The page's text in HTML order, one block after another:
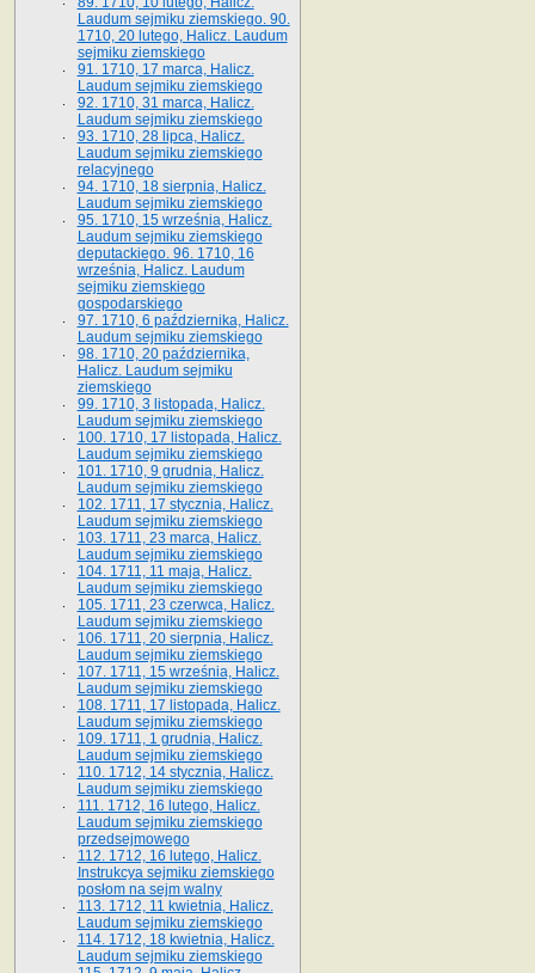
Laudum sejmiku ziemskiego. 90.
1710, 20 lutego, Halicz. Laudum
sejmiku ziemskiego
91. 1710, 17 marca, Halicz.
Laudum sejmiku ziemskiego
92. 1710, 31 marca, Halicz.
Laudum sejmiku ziemskiego
93. 1710, 28 lipca, Halicz.
Laudum sejmiku ziemskiego
relacyjnego
94. 1710, 18 sierpnia, Halicz.
Laudum sejmiku ziemskiego
95. 1710, 15 września, Halicz.
Laudum sejmiku ziemskiego
deputackiego. 96. 1710, 16
września, Halicz. Laudum
sejmiku ziemskiego
gospodarskiego
97. 1710, 6 października, Halicz.
Laudum sejmiku ziemskiego
98. 1710, 20 października,
Halicz. Laudum sejmiku
ziemskiego
99. 1710, 3 listopada, Halicz.
Laudum sejmiku ziemskiego
100. 1710, 17 listopada, Halicz.
Laudum sejmiku ziemskiego
101. 1710, 9 grudnia, Halicz.
Laudum sejmiku ziemskiego
102. 1711, 17 stycznia, Halicz.
Laudum sejmiku ziemskiego
103. 1711, 23 marca, Halicz.
Laudum sejmiku ziemskiego
104. 1711, 11 maja, Halicz.
Laudum sejmiku ziemskiego
105. 1711, 23 czerwca, Halicz.
Laudum sejmiku ziemskiego
106. 1711, 20 sierpnia, Halicz.
Laudum sejmiku ziemskiego
107. 1711, 15 września, Halicz.
Laudum sejmiku ziemskiego
108. 1711, 17 listopada, Halicz.
Laudum sejmiku ziemskiego
109. 1711, 1 grudnia, Halicz.
Laudum sejmiku ziemskiego
110. 1712, 14 stycznia, Halicz.
Laudum sejmiku ziemskiego
111. 1712, 16 lutego, Halicz.
Laudum sejmiku ziemskiego
przedsejmowego
112. 1712, 16 lutego, Halicz.
Instrukcya sejmiku ziemskiego
posłom na sejm walny
113. 1712, 11 kwietnia, Halicz.
Laudum sejmiku ziemskiego
114. 1712, 18 kwietnia, Halicz.
Laudum sejmiku ziemskiego